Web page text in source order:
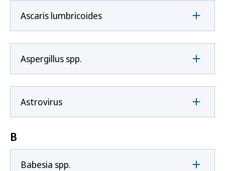
Ascaris lumbricoides
Aspergillus spp.
Astrovirus
B
Babesia spp.